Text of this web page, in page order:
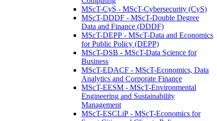
MScT-CyS - MScT-Cybersecurity (CyS)
MScT-DDDF - MScT-Double Degree
Data and Finance (DDDF)
MScT-DEPP - MScT-Data and Economics
for Public Policy (DEPP)
MScT-DSB - MScT-Data Science for
Business
MScT-EDACF - MScT-Economics, Data
Analytics and Corporate Finance
MScT-EESM - MScT-Environmental
Engineering and Sustainability
Management
MScT-ESCLiP - MScT-Economics for